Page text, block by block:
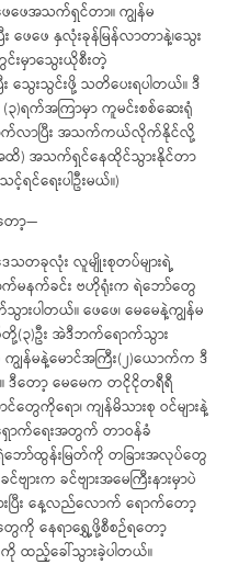
ဖေအသက်ရှင်တာ။ ကျွန်မ
ဖေဖေ နှလုံးခုန်မြန်လာတာနဲ့၊သွေး
းမှာသွေးယိုစီးတဲ့
သွေးသွင်းဖို့ သတိပေးရပါတယ်။ ဒီ
၃)ရက်အကြာမှာ ကူမင်းစစ်ဆေးရုံ
က်လာပြီး အသက်ကယ်လိုက်နိုင်လို့
ထိ) အသက်ရှင်နေထိုင်သွားနိုင်တာ
ရင်ရေးပါဦးမယ်။)
ော့—
သတခုလုံး လူမျိုးစုတပ်များရဲ့
က်မနက်ခင်း ဗဟိုရုံးက ရဲဘော်တွေ
ပါတယ်။ ဖေဖေ၊ မေမေနဲ့ကျွန်မ
(၃)ဦး အဲဒီဘက်ရောက်သွား
ကျွန်မနဲ့မောင်အကြီး(၂)ယောက်က ဒီ
ဒီတော့ မေမေက တငိုငိုတရီရီ
တွေကိုရော၊ ကျန်မိသားစု ဝင်များနဲ့
ရှောက်ရေးအတွက် တာဝန်ခံ
ာ်ထွန်းမြတ်ကို တခြားအလုပ်တွေ
းက ခင်ဗျားအမေကြီးနားမှာပဲ
းပြီး နေ့လည်လောက် ရောက်တော့
ေကို နေရာရွှေ့ဖို့စီစဉ်ရတော့
ထည့်ခေါ်သွားခဲ့ပါတယ်။